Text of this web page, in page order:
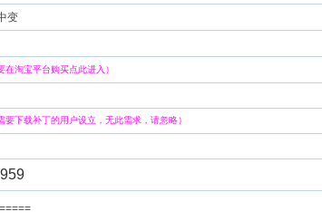
变
在淘宝平台购买点此进入）
要下载补丁的用户设立，无此需求，请忽略）